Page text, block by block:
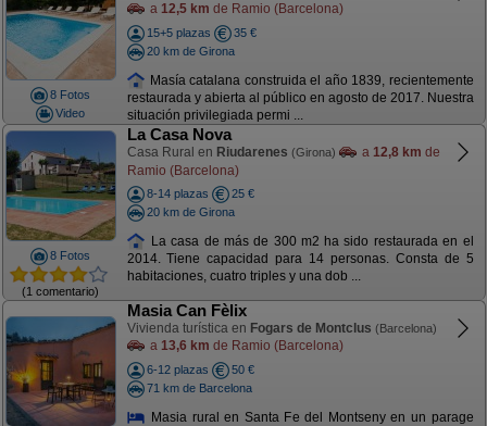
8 Fotos
Video
a 12,5 km de Ramio (Barcelona)
15+5 plazas
35 €
20 km de Girona
Masía catalana construida el año 1839, recientemente
restaurada y abierta al público en agosto de 2017. Nuestra
situación privilegiada permi ...
8 Fotos
(1 comentario)
La Casa Nova
Casa Rural en Riudarenes (Girona) a 12,8 km de
Ramio (Barcelona)
8-14 plazas
25 €
20 km de Girona
La casa de más de 300 m2 ha sido restaurada en el
2014. Tiene capacidad para 14 personas. Consta de 5
habitaciones, cuatro triples y una dob ...
Masia Can Fèlix
Vivienda turística en Fogars de Montclus (Barcelona)
a 13,6 km de Ramio (Barcelona)
6-12 plazas
50 €
71 km de Barcelona
Masia rural en Santa Fe del Montseny en un parage